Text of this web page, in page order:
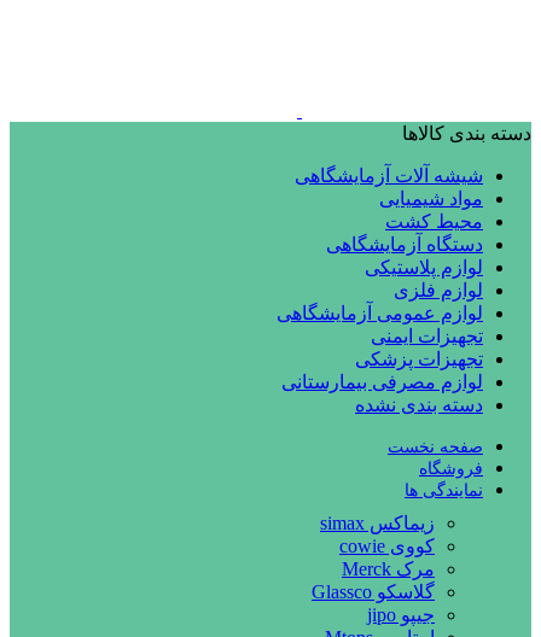
دسته بندی کالاها
شیشه آلات آزمایشگاهی
مواد شیمیایی
محیط کشت
دستگاه آزمایشگاهی
لوازم پلاستیکی
لوازم فلزی
لوازم عمومی آزمایشگاهی
تجهیزات ایمنی
تجهیزات پزشکی
لوازم مصرفی بیمارستانی
دسته بندی نشده
صفحه نخست
فروشگاه
نمایندگی ها
زیماکس simax
کووی cowie
مرک Merck
گلاسکو Glassco
جیپو jipo